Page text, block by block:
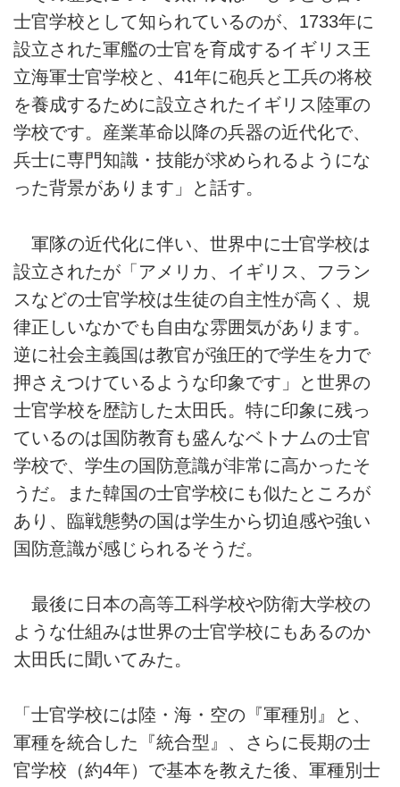
士官学校として知られているのが、1733年に
設立された軍艦の士官を育成するイギリス王
立海軍士官学校と、41年に砲兵と工兵の将校
を養成するために設立されたイギリス陸軍の
学校です。産業革命以降の兵器の近代化で、
兵士に専門知識・技能が求められるようにな
った背景があります」と話す。
軍隊の近代化に伴い、世界中に士官学校は
設立されたが「アメリカ、イギリス、フラン
スなどの士官学校は生徒の自主性が高く、規
律正しいなかでも自由な雰囲気があります。
逆に社会主義国は教官が強圧的で学生を力で
押さえつけているような印象です」と世界の
士官学校を歴訪した太田氏。特に印象に残っ
ているのは国防教育も盛んなベトナムの士官
学校で、学生の国防意識が非常に高かったそ
うだ。また韓国の士官学校にも似たところが
あり、臨戦態勢の国は学生から切迫感や強い
国防意識が感じられるそうだ。
最後に日本の高等工科学校や防衛大学校の
ような仕組みは世界の士官学校にもあるのか
太田氏に聞いてみた。
「士官学校には陸・海・空の『軍種別』と、
軍種を統合した『統合型』、さらに長期の士
官学校（約4年）で基本を教えた後、軍種別士